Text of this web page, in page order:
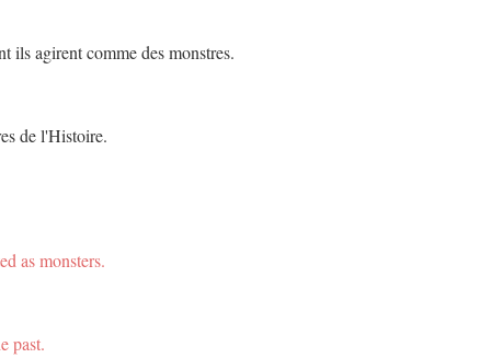
ils agirent comme des monstres.
de l'Histoire.
as monsters.
past.